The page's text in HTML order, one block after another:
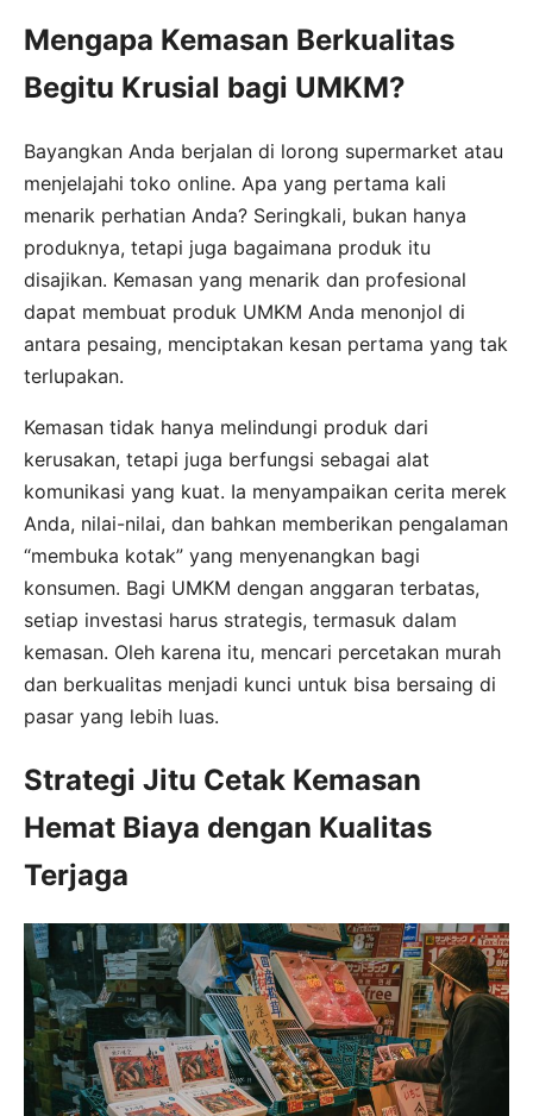
Mengapa Kemasan Berkualitas
Begitu Krusial bagi UMKM?
Bayangkan Anda berjalan di lorong supermarket atau
menjelajahi toko online. Apa yang pertama kali
menarik perhatian Anda? Seringkali, bukan hanya
produknya, tetapi juga bagaimana produk itu
disajikan. Kemasan yang menarik dan profesional
dapat membuat produk UMKM Anda menonjol di
antara pesaing, menciptakan kesan pertama yang tak
terlupakan.
Kemasan tidak hanya melindungi produk dari
kerusakan, tetapi juga berfungsi sebagai alat
komunikasi yang kuat. Ia menyampaikan cerita merek
Anda, nilai-nilai, dan bahkan memberikan pengalaman
“membuka kotak” yang menyenangkan bagi
konsumen. Bagi UMKM dengan anggaran terbatas,
setiap investasi harus strategis, termasuk dalam
kemasan. Oleh karena itu, mencari percetakan murah
dan berkualitas menjadi kunci untuk bisa bersaing di
pasar yang lebih luas.
Strategi Jitu Cetak Kemasan
Hemat Biaya dengan Kualitas
Terjaga